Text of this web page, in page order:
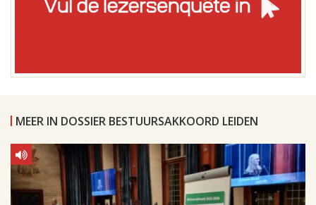
MEER IN DOSSIER BESTUURSAKKOORD LEIDEN